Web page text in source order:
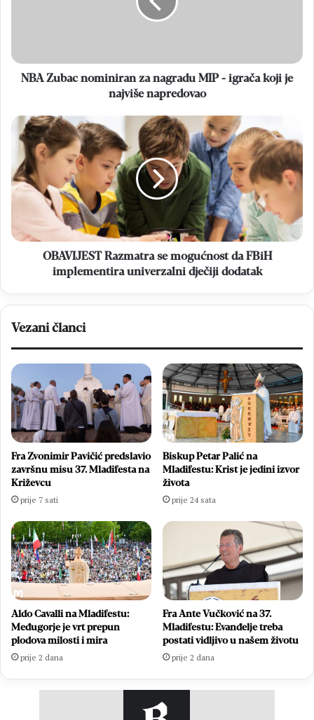
koji
NBA Zubac nominiran za nagradu MIP - igrača koji je
najviše napredovao
OBAVIJEST
Razmatra
mogućnost
da
FBiH
implementira
univerzalni
dječiji
OBAVIJEST Razmatra se mogućnost da FBiH
implementira univerzalni dječiji dodatak
Vezani članci
Fra Zvonimir Pavičić predslavio
završnu misu 37. Mladifesta na
Križevcu
prije 7 sati
Biskup Petar Palić na
Mladifestu: Krist je jedini izvor
života
prije 24 sata
Aldo Cavalli na Mladifestu:
Međugorje je vrt prepun
plodova milosti i mira
prije 2 dana
Fra Ante Vučković na 37.
Mladifestu: Evanđelje treba
postati vidljivo u našem životu
prije 2 dana